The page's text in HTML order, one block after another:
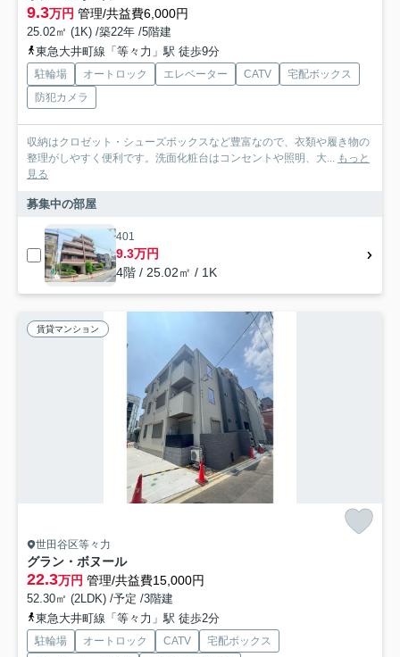
9.3万円 管理/共益費6,000円
25.02㎡ (1K) /築22年 /5階建
東急大井町線「等々力」駅 徒歩9分
駐輪場 オートロック エレベーター CATV
宅配ボックス
防犯カメラ
収納はクロゼット・シューズボックスなど豊富なので、衣類や履き物の
整理がしやすく便利です。洗面化粧台はコンセントや照明、大... もっと
見る
募集中の部屋
401
9.3万円
4階 / 25.02㎡ / 1K
賃貸マンション
世田谷区等々力
グラン・ボヌール
22.3万円 管理/共益費15,000円
52.30㎡ (2LDK) /予定 /3階建
東急大井町線「等々力」駅 徒歩2分
駐輪場 オートロック CATV
宅配ボックス